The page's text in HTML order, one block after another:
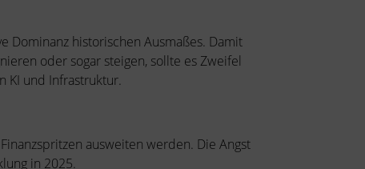
Dominanz historischen Ausmaßes. Damit
oder sogar steigen, sollte es Zweifel
KI und Infrastruktur.
ausweiten werden. Die Angst
in 2025.